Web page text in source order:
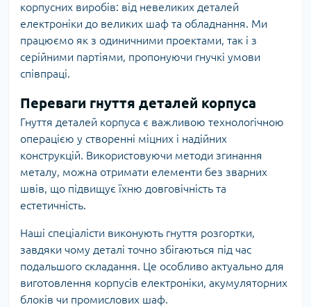
корпусних виробів: від невеликих деталей
електроніки до великих шаф та обладнання. Ми
працюємо як з одиничними проектами, так і з
серійними партіями, пропонуючи гнучкі умови
співпраці.
Переваги гнуття деталей корпуса
Гнуття деталей корпуса є важливою технологічною
операцією у створенні міцних і надійних
конструкцій. Використовуючи методи згинання
металу, можна отримати елементи без зварних
швів, що підвищує їхню довговічність та
естетичність.
Наші спеціалісти виконують гнуття розгортки,
завдяки чому деталі точно збігаються під час
подальшого складання. Це особливо актуально для
виготовлення корпусів електроніки, акумуляторних
блоків чи промислових шаф.